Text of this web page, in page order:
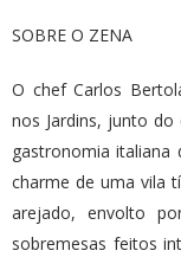
SOBRE O ZENA
O chef Carlos
nos Jardins, junto
gastronomia italiana
charme de uma vila
arejado, envolto
sobremesas feitos